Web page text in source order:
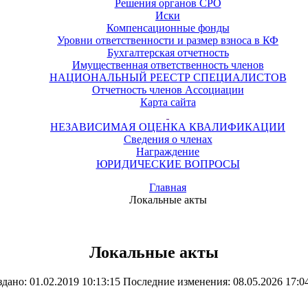
Решения органов СРО
Иски
Компенсационные фонды
Уровни ответственности и размер взноса в КФ
Бухгалтерская отчетность
Имущественная ответственность членов
НАЦИОНАЛЬНЫЙ РЕЕСТР СПЕЦИАЛИСТОВ
Отчетность членов Ассоциации
Карта сайта
НЕЗАВИСИМАЯ ОЦЕНКА КВАЛИФИКАЦИИ
Сведения о членах
Награждение
ЮРИДИЧЕСКИЕ ВОПРОСЫ
Главная
Локальные акты
Локальные акты
01.02.2019 10:13:15 Последние изменения: 08.05.2026